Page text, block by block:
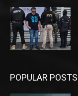
POPULAR POSTS